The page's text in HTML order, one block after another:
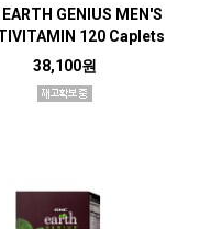
EARTH GENIUS MEN'S
120 Caplets
38,100원